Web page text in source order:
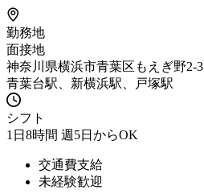
勤務地
面接地
神奈川県横浜市青葉区もえぎ野2-3
青葉台駅、新横浜駅、戸塚駅
シフト
1日8時間 週5日からOK
交通費支給
未経験歓迎